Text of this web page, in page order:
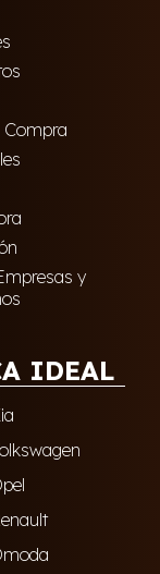
Compra
y
IDEAL